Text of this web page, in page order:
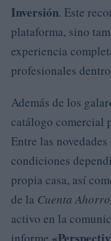
Inversión. Este
plataforma, sino
experiencia
profesionales
Además de los
catálogo comercial
Entre las
condiciones
propia casa, así
de la Cuenta
activo en la
informe